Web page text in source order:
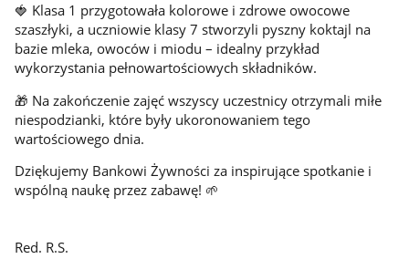
🍓 Klasa 1 przygotowała kolorowe i zdrowe owocowe
szaszłyki, a uczniowie klasy 7 stworzyli pyszny koktajl na
bazie mleka, owoców i miodu – idealny przykład
wykorzystania pełnowartościowych składników.
🎁 Na zakończenie zajęć wszyscy uczestnicy otrzymali miłe
niespodzianki, które były ukoronowaniem tego
wartościowego dnia.
Dziękujemy Bankowi Żywności za inspirujące spotkanie i
wspólną naukę przez zabawę! 🌱
Red. R.S.